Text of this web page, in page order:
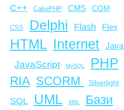
C++ CakePHP CMS COM
CSS Delphi Flash Flex
HTML Internet Java
JavaScript MySQL PHP
RIA SCORM Silverlight
SQL UML XML
Бази